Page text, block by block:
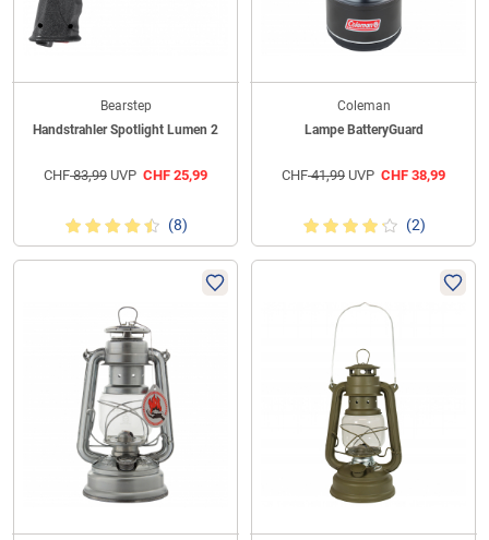
Bearstep
Handstrahler Spotlight Lumen 2
CHF83,99 UVP CHF 25,99
(8)
Coleman
Lampe BatteryGuard
CHF41,99 UVP CHF 38,99
(2)